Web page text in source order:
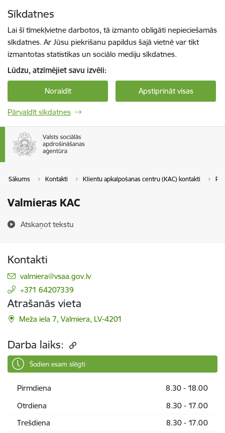
Sīkdatnes
Lai šī tīmekļvietne darbotos, tā izmanto obligāti nepieciešamās
sīkdatnes. Ar Jūsu piekrišanu papildus šajā vietnē var tikt
izmantotas statistikas un sociālo mediju sīkdatnes.
Lūdzu, atzīmējiet savu izvēli:
Noraidīt Apstiprināt visas
Pārvaldīt sīkdatnes
Sākums Kontakti Klientu apkalpošanas centru (KAC) kontakti
Valmieras KAC
Atskaņot tekstu
Kontakti
E-pasts:
valmiera@vsaa.gov.lv
+371 64207339
Atrašanās vieta
Meža iela 7, Valmiera, LV-4201
Darba laiks:
Šodien esam slēgti
Pirmdiena
8.30 - 18.00
Otrdiena
8.30 - 17.00
Trešdiena
8.30 - 17.00